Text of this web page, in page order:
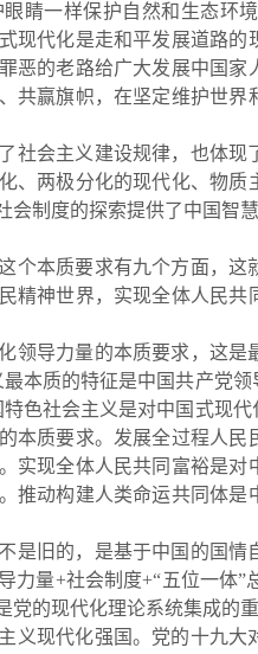
睛一样保护自然和生态环
现代化是走和平发展道路
恶的老路给广大发展中国
共赢旗帜，在坚定维护世
社会主义建设规律，也体
、两极分化的现代化、物质
制度的探索提供了中国智慧
个本质要求有九个方面，
精神世界，实现全体人民
领导力量的本质要求，这是
本质的特征是中国共产党
色社会主义是对中国式现
本质要求。发展全过程人
实现全体人民共同富裕是
推动构建人类命运共同体
是旧的，是基于中国的国
力量+社会制度+“五位一体
的现代化理论系统集成的
义现代化强国。党的十九大